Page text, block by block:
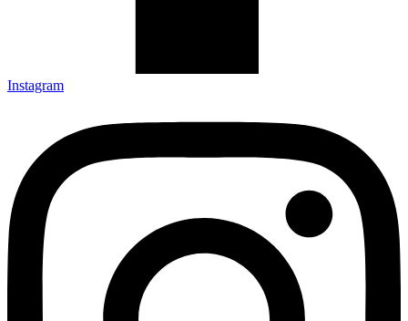
Instagram